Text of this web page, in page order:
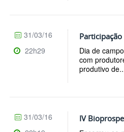
Dia de
com
produtivo
31/03/16
22h29
IV
31/03/16